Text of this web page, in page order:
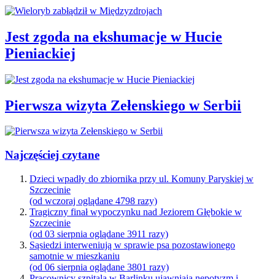
Jest zgoda na ekshumacje w Hucie
Pieniackiej
Pierwsza wizyta Zełenskiego w Serbii
Najczęściej czytane
Dzieci wpadły do zbiornika przy ul. Komuny Paryskiej w
Szczecinie
(od wczoraj oglądane 4798 razy)
Tragiczny finał wypoczynku nad Jeziorem Głębokie w
Szczecinie
(od 03 sierpnia oglądane 3911 razy)
Sąsiedzi interweniują w sprawie psa pozostawionego
samotnie w mieszkaniu
(od 06 sierpnia oglądane 3801 razy)